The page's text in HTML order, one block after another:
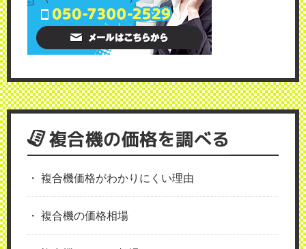
複合機の価格を調べる
複合機価格がわかりにくい理由
複合機の価格相場